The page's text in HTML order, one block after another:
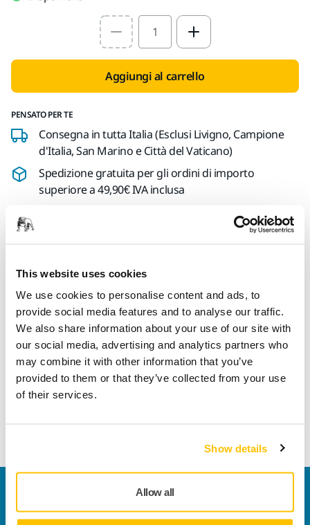
This website uses cookies
We use cookies to personalise content and ads, to
provide social media features and to analyse our traffic.
We also share information about your use of our site with
our social media, advertising and analytics partners who
may combine it with other information that you’ve
provided to them or that they’ve collected from your use
of their services.
Show details
Allow all
Select quantity value
Aggiungi al carrello
PENSATO PER TE
Consegna in tutta Italia (Esclusi Livigno, Campione
d'Italia, San Marino e Città del Vaticano)
Spedizione gratuita per gli ordini di importo
superiore a 49,90€ IVA inclusa
it/supporto/reso-articoli
Informazioni sul prodotto
Questo supporto per sacchetto rifiuti può essere aggiunto al
carrello Mirka® Modular. Dietro al sacchetto si trova un
Vuoi saperne di più?Contattacie il nostro team di